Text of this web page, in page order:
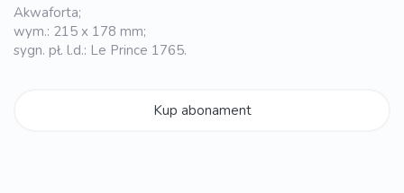
Akwaforta;
wym.: 215 x 178 mm;
sygn. pł. l.d.: Le Prince 1765.
Kup abonament